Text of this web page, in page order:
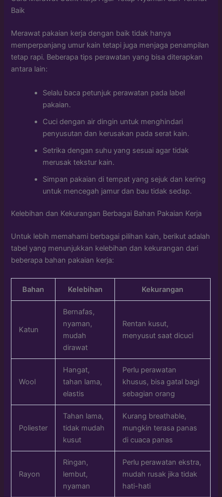
Baik
Merawat pakaian kerja dengan baik tidak hanya
memperpanjang umur kain tetapi juga menjaga penampilan
tetap rapi. Beberapa tips perawatan yang bisa diterapkan
antara lain:
Selalu baca petunjuk perawatan pada label
pakaian.
Cuci dengan air dingin untuk menghindari
penyusutan dan kerusakan pada serat kain.
Setrika dengan suhu yang sesuai agar tidak
merusak tekstur kain.
Simpan pakaian di tempat yang sejuk dan kering
untuk mencegah jamur dan bau tidak sedap.
Kelebihan dan Kekurangan Berbagai Bahan Pakaian Kerja
Untuk lebih memahami berbagai pilihan kain, berikut adalah
tabel yang menunjukkan kelebihan dan kekurangan dari
beberapa bahan pakaian kerja:
Bahan Kelebihan Kekurangan
Katun
Bernafas,
nyaman,
mudah
dirawat
Rentan kusut,
menyusut saat dicuci
Wool
Hangat,
tahan lama,
elastis
Perlu perawatan
khusus, bisa gatal bagi
sebagian orang
Poliester
Tahan lama,
tidak mudah
kusut
Kurang breathable,
mungkin terasa panas
di cuaca panas
Rayon
Ringan,
lembut,
nyaman
Perlu perawatan ekstra,
mudah rusak jika tidak
hati-hati